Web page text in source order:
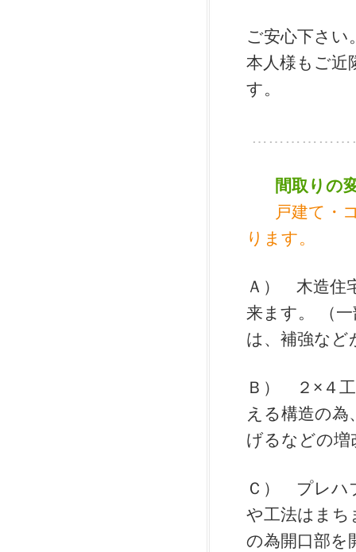
ご安心下さ
本人様もご近
す。
間取りの
戸建て・
ります。
Ａ） 木造住
来ます。 （
は、補強など
Ｂ） ２×４工
える構造の
げるなどの増
Ｃ） プレハ
や工法はまち
の為開口部を